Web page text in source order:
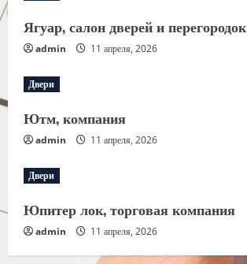
Ягуар, салон дверей и перегородок
admin 11 апреля, 2026
Двери
Ютм, компания
admin 11 апреля, 2026
Двери
Юпитер лок, торговая компания
admin 11 апреля, 2026